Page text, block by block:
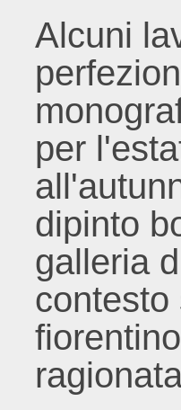
Alcuni
per
dipinto
galleria
contesto